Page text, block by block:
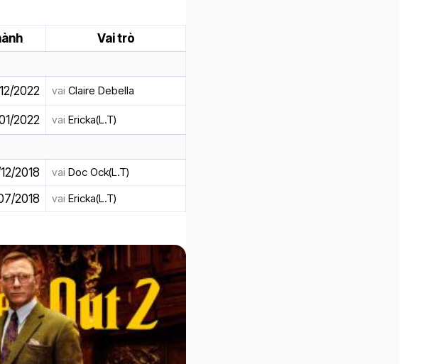
Vai trò
2022 vai Claire Debella
2022 vai Ericka(L.T)
2018 vai Doc Ock(L.T)
2018 vai Ericka(L.T)